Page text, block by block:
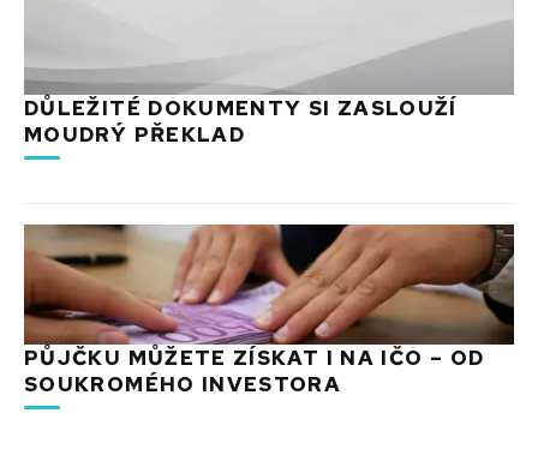
DŮLEŽITÉ DOKUMENTY SI ZASLOUŽÍ
MOUDRÝ PŘEKLAD
PŮJČKU MŮŽETE ZÍSKAT I NA IČO – OD
SOUKROMÉHO INVESTORA